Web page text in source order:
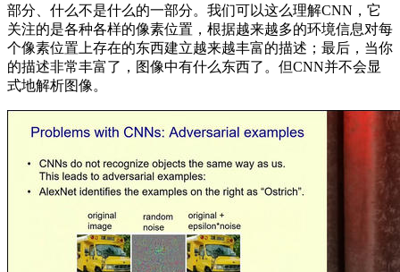
部分、什么不是什么的一部分。我们可以这么理解CNN，它
关注的是各种各样的像素位置，根据越来越多的环境信息对每
个像素位置上存在的东西建立越来越丰富的描述；最后，当你
的描述非常丰富了，图像中有什么东西了。但CNN并不会显
式地解析图像。